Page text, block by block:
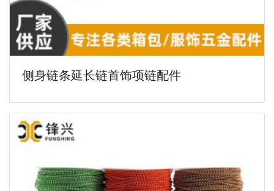
侧身链条延长链首饰项链配件